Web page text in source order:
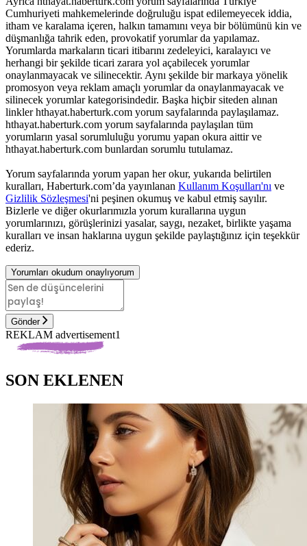
Cumhuriyeti mahkemelerinde doğruluğu ispat edilemeyecek iddia,
itham ve karalama içeren, halkın tamamını veya bir bölümünü kin ve
düşmanlığa tahrik eden, provokatif yorumlar da yapılamaz.
Yorumlarda markaların ticari itibarını zedeleyici, karalayıcı ve
herhangi bir şekilde ticari zarara yol açabilecek yorumlar
onaylanmayacak ve silinecektir. Aynı şekilde bir markaya yönelik
promosyon veya reklam amaçlı yorumlar da onaylanmayacak ve
silinecek yorumlar kategorisindedir. Başka hiçbir siteden alınan
linkler hthayat.haberturk.com yorum sayfalarında paylaşılamaz.
hthayat.haberturk.com yorum sayfalarında paylaşılan tüm
yorumların yasal sorumluluğu yorumu yapan okura aittir ve
hthayat.haberturk.com bunlardan sorumlu tutulamaz.
Yorum sayfalarında yorum yapan her okur, yukarıda belirtilen
kuralları, Haberturk.com’da yayınlanan Kullanım Koşulları'nı ve
Gizlilik Sözleşmesi'ni peşinen okumuş ve kabul etmiş sayılır.
Bizlerle ve diğer okurlarımızla yorum kurallarına uygun
yorumlarınızı, görüşlerinizi yasalar, saygı, nezaket, birlikte yaşama
kuralları ve insan haklarına uygun şekilde paylaştığınız için teşekkür
ederiz.
Yorumları okudum onaylıyorum
Gönder
REKLAM advertisement1
SON EKLENEN